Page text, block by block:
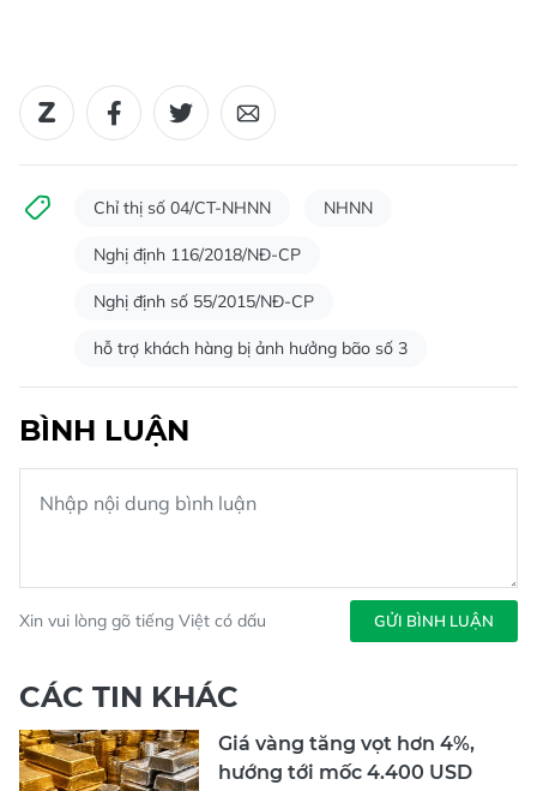
Chỉ thị số 04/CT-NHNN NHNN
Nghị định 116/2018/NĐ-CP
Nghị định số 55/2015/NĐ-CP
hỗ trợ khách hàng bị ảnh hưởng bão số 3
BÌNH LUẬN
Xin vui lòng gõ tiếng Việt có dấu GỬI BÌNH LUẬN
CÁC TIN KHÁC
Giá vàng tăng vọt hơn 4%,
hướng tới mốc 4.400 USD